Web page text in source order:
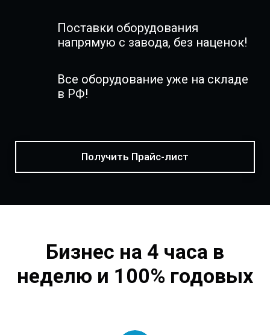
Поставки оборудования
напрямую с завода, без наценок!
Все оборудование уже на складе
в РФ!
Получить Прайс-лист
Бизнес на 4 часа в
неделю и 100% годовых